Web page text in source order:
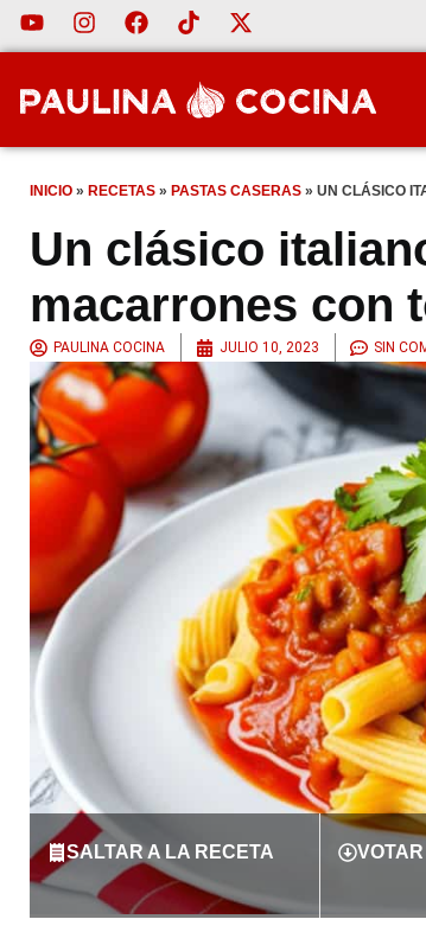
INICIO » RECETAS » PASTAS CASERAS » UN CLÁSICO
Un clásico
macarrones con
PAULINA COCINA JULIO 10, 2023 SIN
SALTAR A LA RECETA